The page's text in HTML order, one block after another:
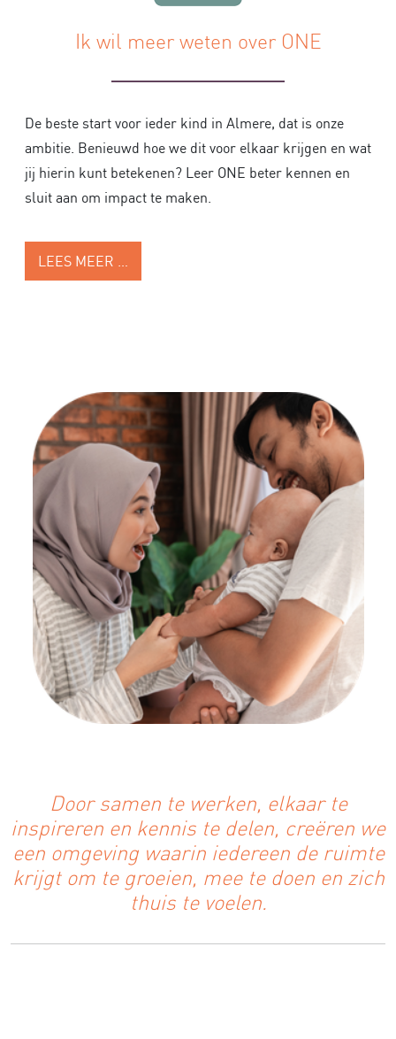
Ik wil meer weten over ONE
De beste start voor ieder kind in Almere, dat is onze
ambitie. Benieuwd hoe we dit voor elkaar krijgen en wat
jij hierin kunt betekenen? Leer ONE beter kennen en
sluit aan om impact te maken.
LEES MEER …
Door samen te werken, elkaar te
inspireren en kennis te delen, creëren we
een omgeving waarin iedereen de ruimte
krijgt om te groeien, mee te doen en zich
thuis te voelen.